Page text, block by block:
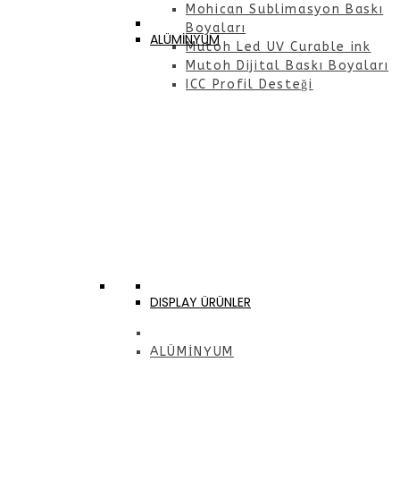
Mohican Sublimasyon Baskı
Boyaları
Mutoh Led UV Curable ink
Mutoh Dijital Baskı Boyaları
ICC Profil Desteği
ALÜMİNYUM
ALÜMİNYUM
DISPLAY ÜRÜNLER